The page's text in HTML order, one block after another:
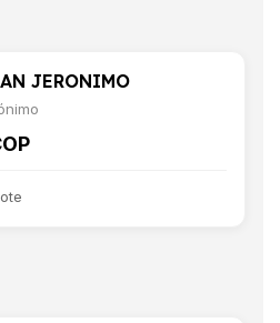
JERONIMO